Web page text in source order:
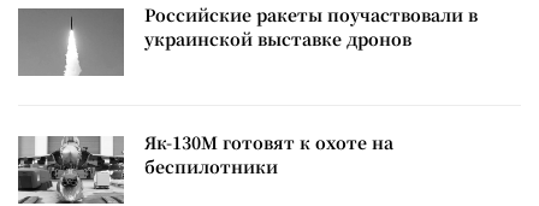
Российские ракеты поучаствовали в
украинской выставке дронов
Як-130М готовят к охоте на
беспилотники